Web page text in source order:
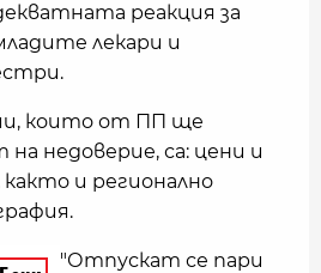
реакция за
лекари и
които от ПП ще
недоверие, са: цени и
и регионално
"Отпускат се пари